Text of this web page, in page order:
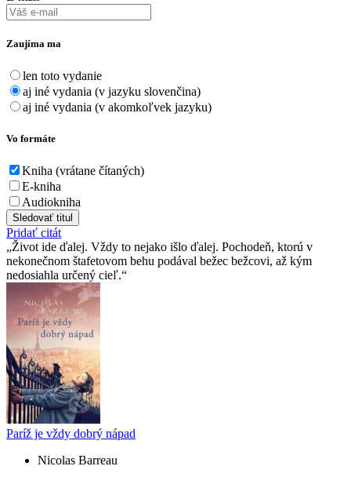
Zaujíma ma
len toto vydanie
aj iné vydania (v jazyku slovenčina)
aj iné vydania (v akomkoľvek jazyku)
Vo formáte
Kniha (vrátane čítaných)
E-kniha
Audiokniha
Sledovať titul
Pridať citát
Život ide ďalej. Vždy to nejako išlo ďalej. Pochodeň, ktorú v
nekonečnom štafetovom behu podával bežec bežcovi, až kým
nedosiahla určený cieľ.
Paríž je vždy dobrý nápad
Nicolas Barreau